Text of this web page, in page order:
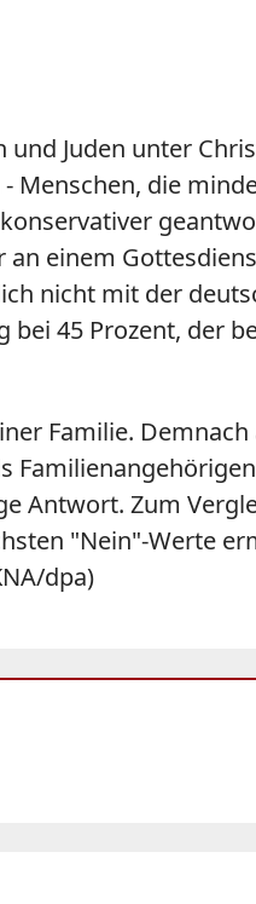
Juden unter
Menschen, die
einem
nicht mit der
45 Prozent, der
Familie.
Antwort. Zum
"Nein"-Werte
dpa)